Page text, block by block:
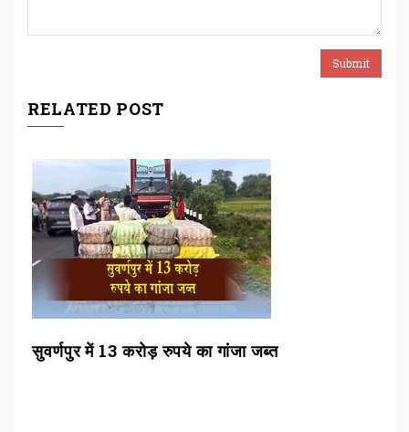
RELATED POST
जब्त
सुप्रीम कोर्ट कॉलेजियम ने की ओडिशा